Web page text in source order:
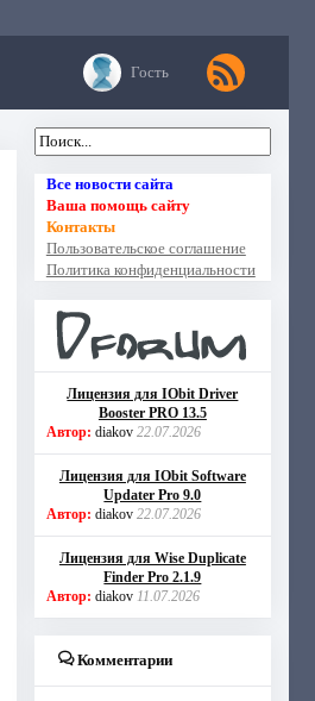
Гость
Все новости сайта
Ваша помощь сайту
Контакты
Пользовательское соглашение
Политика конфиденциальности
Лицензия для IObit Driver
Booster PRO 13.5
Автор: diakov 22.07.2026
Лицензия для IObit Software
Updater Pro 9.0
Автор: diakov 22.07.2026
Лицензия для Wise Duplicate
Finder Pro 2.1.9
Автор: diakov 11.07.2026
Комментарии